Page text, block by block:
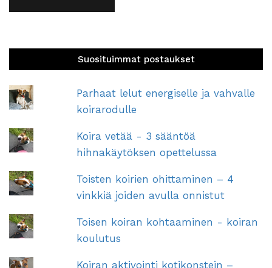
Suosituimmat postaukset
Parhaat lelut energiselle ja vahvalle
koirarodulle
Koira vetää - 3 sääntöä
hihnakäytöksen opettelussa
Toisten koirien ohittaminen – 4
vinkkiä joiden avulla onnistut
Toisen koiran kohtaaminen - koiran
koulutus
Koiran aktivointi kotikonstein –